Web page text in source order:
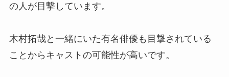
の人が目撃しています。
木村拓哉と一緒にいた有名俳優も目撃されている
ことからキャストの可能性が高いです。